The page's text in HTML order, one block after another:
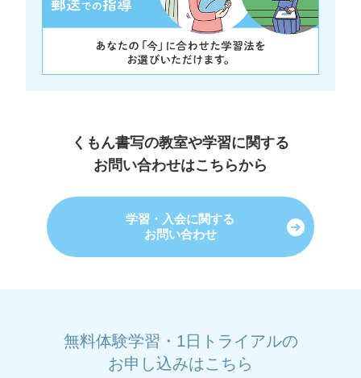
くもん書写の教室や学習に関する
お問い合わせはこちらから
学習・入会に関する
お問い合わせ
無料体験学習・1日トライアルの
お申し込みはこちら